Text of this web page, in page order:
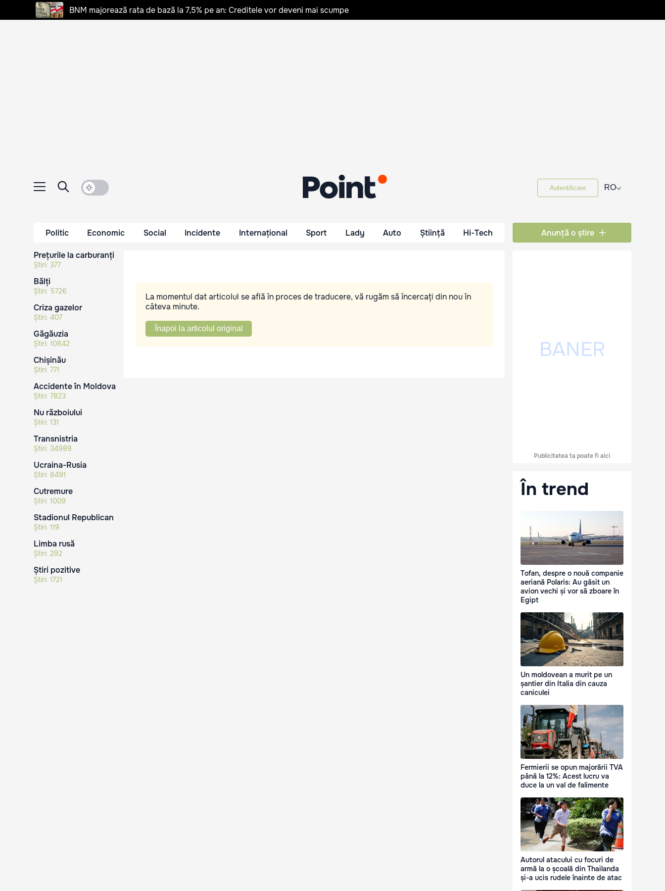
BNM majorează rata de bază la 7,5% pe an: Creditele vor deveni mai scumpe
Autentificare RO⌵
Politic Economic Social Incidente Internațional Sport Lady Auto Știință Hi-Tech Anunță o știre
Prețurile la carburanți
Știri: 377
Bălți
Știri: 5726
Criza gazelor
Știri: 407
Găgăuzia
Știri: 10842
Chișinău
Știri: 771
Accidente în Moldova
Știri: 7823
Nu războiului
Știri: 131
Transnistria
Știri: 34989
Ucraina-Rusia
Știri: 8491
Cutremure
Știri: 1009
Stadionul Republican
Știri: 119
Limba rusă
Știri: 292
Știri pozitive
Știri: 1721
La momentul dat articolul se află în proces de traducere, vă rugăm să încercați din nou în
câteva minute.
Înapoi la articolul original
Publicitatea ta poate fi aici
În trend
Tofan, despre o nouă companie
aeriană Polaris: Au găsit un
avion vechi și vor să zboare în
Egipt
Un moldovean a murit pe un
șantier din Italia din cauza
caniculei
Fermierii se opun majorării TVA
până la 12%: Acest lucru va
duce la un val de falimente
Autorul atacului cu focuri de
armă la o școală din Thailanda
și-a ucis rudele înainte de atac